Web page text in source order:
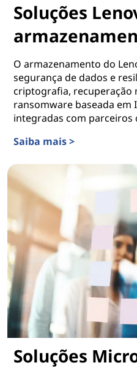
Soluções
O armazenamento do
segurança de dados e
criptografia, recuperação
ransomware baseada em
integradas com parceiros
Saiba mais >
Soluções